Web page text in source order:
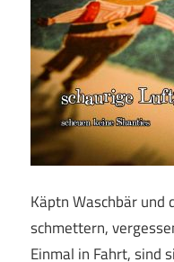
Käptn Waschbär
schmettern,
Einmal in Fahrt, sind